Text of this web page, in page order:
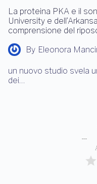
La proteina PKA e il
University e
comprensione del
By Eleonora
un nuovo studio svela
dei…